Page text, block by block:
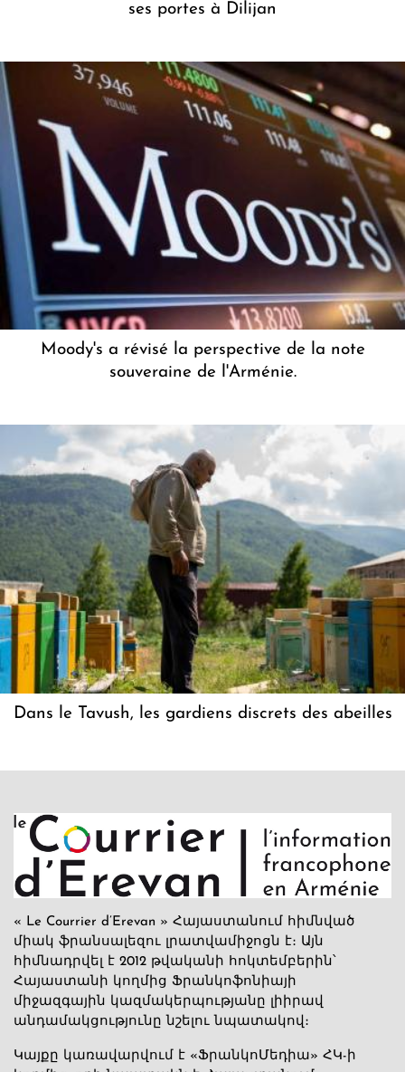
ses portes à Dilijan
Moody's a révisé la perspective de la note
souveraine de l'Arménie.
Dans le Tavush, les gardiens discrets des abeilles
« Le Courrier d’Erevan » Հայաստանում հիմնված
միակ ֆրանսալեզու լրատվամիջոցն է։ Այն
հիմնադրվել է 2012 թվականի հոկտեմբերին՝
Հայաստանի կողմից Ֆրանկոֆոնիայի
միջազգային կազմակերպությանը լիիրավ
անդամակցությունը նշելու նպատակով։
Կայքը կառավարվում է «ՖրանկոՄեդիա» ՀԿ-ի